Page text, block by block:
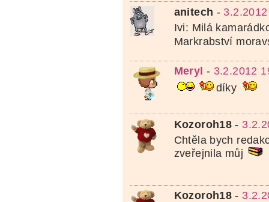
anitech -
Ivi: Milá
Markrabství
Meryl - 3.2.2012
díky
Kozoroh18 -
Chtěla bych
zveřejnila můj
Kozoroh18 -